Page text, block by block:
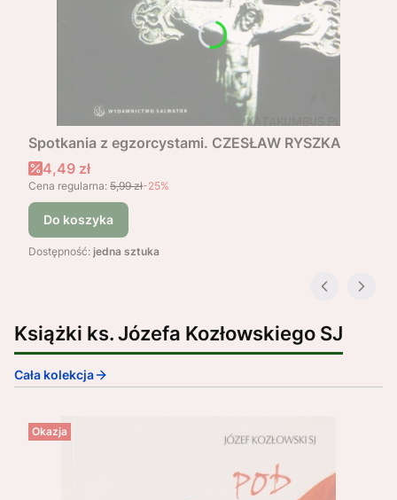
Spotkania z egzorcystami. CZESŁAW RYSZKA
Cena promocyjna
4,49 zł
Cena regularna: 5,99 zł-25%
Do koszyka
Dostępność: jedna sztuka
Książki ks. Józefa Kozłowskiego SJ
Cała kolekcja
Okazja